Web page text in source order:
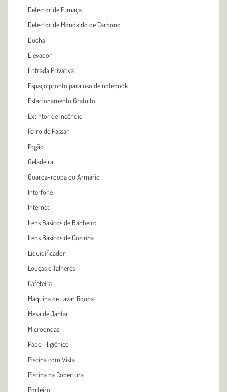
Detector de Fumaça
Detector de Monóxido de Carbono
Ducha
Elevador
Entrada Privativa
Espaço pronto para uso de notebook
Estacionamento Gratuito
Extintor de incêndio
Ferro de Passar
Fogão
Geladeira
Guarda-roupa ou Armário
Interfone
Internet
Itens Básicos de Banheiro
Itens Básicos de Cozinha
Liquidificador
Louças e Talheres
Cafeteira
Máquina de Lavar Roupa
Mesa de Jantar
Microondas
Papel Higiênico
Piscina com Vista
Piscina na Cobertura
Porteiro